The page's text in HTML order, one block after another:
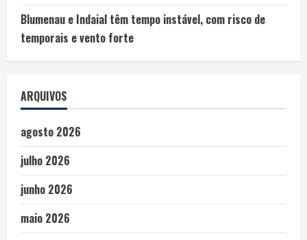
Blumenau e Indaial têm tempo instável, com risco de
temporais e vento forte
ARQUIVOS
agosto 2026
julho 2026
junho 2026
maio 2026